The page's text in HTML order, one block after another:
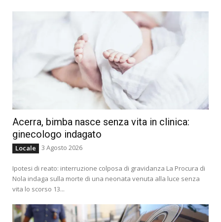
Acerra, bimba nasce senza vita in clinica:
ginecologo indagato
Locale 3 Agosto 2026
Ipotesi di reato: interruzione colposa di gravidanza La Procura di
Nola indaga sulla morte di una neonata venuta alla luce senza
vita lo scorso 13...